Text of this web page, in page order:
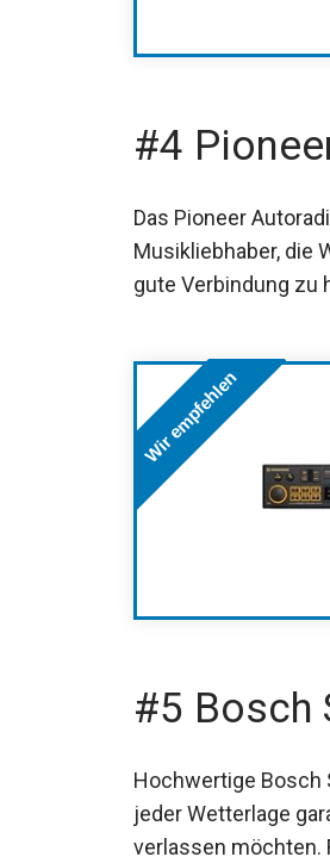
#4
Das Pioneer
Musikliebhaber, die
gute Verbindung zu
Wir empfehlen
#5 Bosch
Hochwertige Bosch
jeder Wetterlage
verlassen möchten.